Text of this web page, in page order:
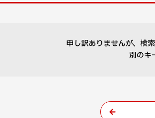
申し訳ありませんが、検
別のキ